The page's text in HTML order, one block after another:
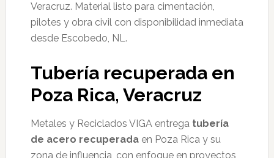
Veracruz. Material listo para cimentación,
pilotes y obra civil con disponibilidad inmediata
desde Escobedo, NL.
Tubería recuperada en
Poza Rica, Veracruz
Metales y Reciclados VIGA entrega tubería
de acero recuperadaen Poza Rica y su
zona de influencia, con enfoque en proyectos